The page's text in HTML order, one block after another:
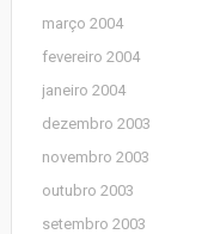
março 2004
fevereiro 2004
janeiro 2004
dezembro 2003
novembro 2003
outubro 2003
setembro 2003